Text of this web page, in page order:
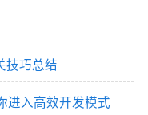
技巧总结
进入高效开发模式